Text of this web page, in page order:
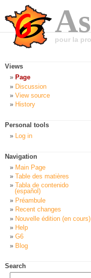
pour la
Views
Page
Discussion
View source
History
Personal tools
Log in
Navigation
Main Page
Table des matières
Tabla de contenido
(español)
Préambule
Recent changes
Nouvelle édition (en cours)
Help
G6
Blog
Search